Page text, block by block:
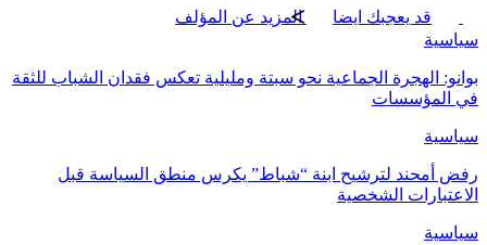
قد يعجبك ايضا
المزيد عن المؤلف
سياسية
بوانو: الهجرة الجماعية نحو سبتة ومليلية تعكس فقدان الشباب للثقة
في المؤسسات
سياسية
رفض أمحند لترشيح ابنة “شباط” يكرس منطق السياسة قبل
الاعتبارات الشخصية
سياسية